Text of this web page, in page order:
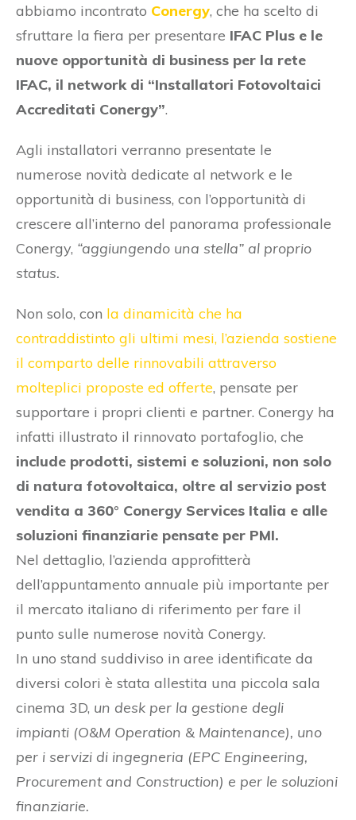
abbiamo incontrato Conergy, che ha scelto di
sfruttare la fiera per presentare IFAC Plus e le
nuove opportunità di business per la rete
IFAC, il network di “Installatori Fotovoltaici
Accreditati Conergy”.
Agli installatori verranno presentate le
numerose novità dedicate al network e le
opportunità di business, con l’opportunità di
crescere all’interno del panorama professionale
Conergy, “aggiungendo una stella” al proprio
status.
Non solo, con la dinamicità che ha
contraddistinto gli ultimi mesi, l’azienda sostiene
il comparto delle rinnovabili attraverso
molteplici proposte ed offerte, pensate per
supportare i propri clienti e partner. Conergy ha
infatti illustrato il rinnovato portafoglio, che
include prodotti, sistemi e soluzioni, non solo
di natura fotovoltaica, oltre al servizio post
vendita a 360° Conergy Services Italia e alle
soluzioni finanziarie pensate per PMI.
Nel dettaglio, l’azienda approfitterà
dell’appuntamento annuale più importante per
il mercato italiano di riferimento per fare il
punto sulle numerose novità Conergy.
In uno stand suddiviso in aree identificate da
diversi colori è stata allestita una piccola sala
cinema 3D, un desk per la gestione degli
impianti (O&M Operation & Maintenance), uno
per i servizi di ingegneria (EPC Engineering,
Procurement and Construction) e per le soluzioni
finanziarie.